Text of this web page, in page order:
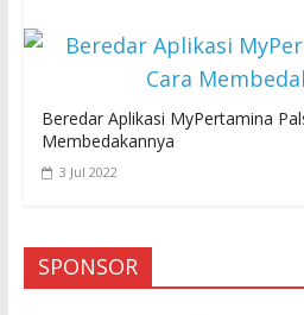
Beredar Aplikasi MyPertamina
Membedakannya
3 Jul 2022
SPONSOR